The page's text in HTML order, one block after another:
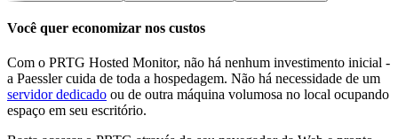
Você quer economizar nos custos
Com o PRTG Hosted Monitor, não há nenhum investimento inicial -
a Paessler cuida de toda a hospedagem. Não há necessidade de um
servidor dedicado ou de outra máquina volumosa no local ocupando
espaço em seu escritório.